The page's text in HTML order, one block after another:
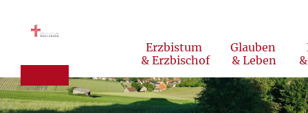
Erzbistum
& Erzbischof
Glauben
& Leben